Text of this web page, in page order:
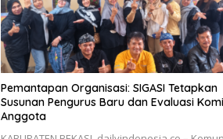
Pemantapan Organisasi: SIGASI Tetapkan
Susunan Pengurus Baru dan Evaluasi
Anggota